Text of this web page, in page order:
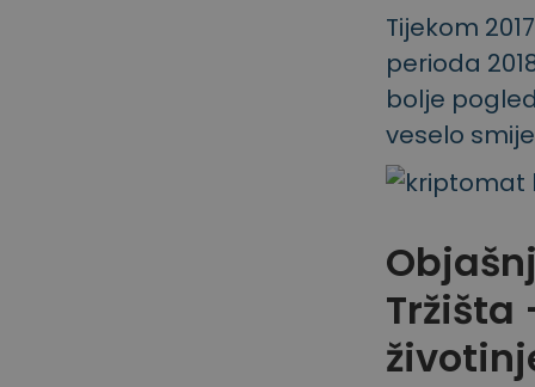
Tijekom
perioda
bolje
veselo
Tržišta